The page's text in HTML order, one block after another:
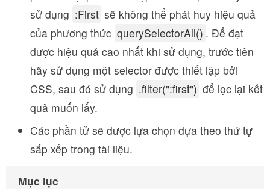
sử dụng :First sẽ không thể phát huy hiệu quả
của phương thức querySelectorAll() . Để đạt
được hiệu quả cao nhất khi sử dụng, trước tiên
hãy sử dụng một selector được thiết lập bởi
CSS, sau đó sử dụng .filter(":first") để lọc lại kết
quả muốn lấy.
Các phần tử sẽ được lựa chọn dựa theo thứ tự
sắp xếp trong tài liệu.
Mục lục